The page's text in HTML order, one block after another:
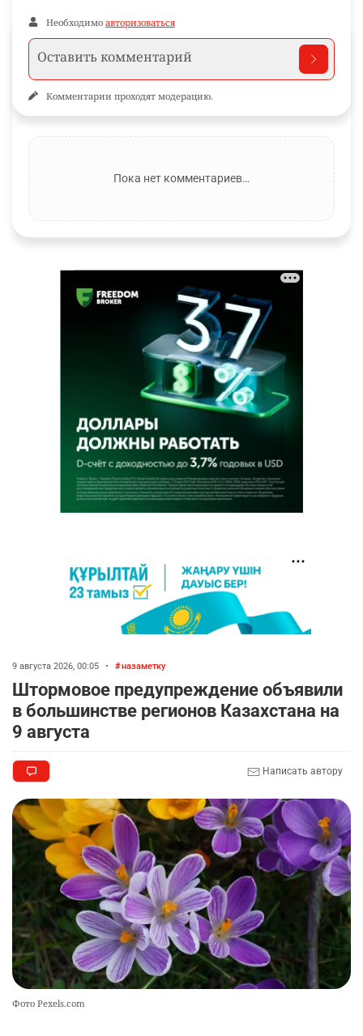
Необходимо авторизоваться
Комментарии проходят модерацию.
Пока нет комментариев…
9 августа 2026, 00:05 • назаметку
Штормовое предупреждение объявили
в большинстве регионов Казахстана на
9 августа
Написать автору
Фото Pexels.com